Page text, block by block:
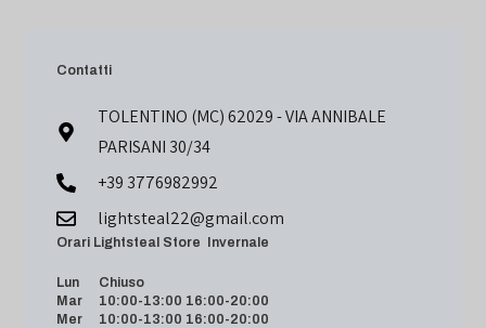
Contatti
TOLENTINO (MC) 62029 - VIA ANNIBALE
PARISANI 30/34
+39 3776982992
lightsteal22@gmail.com
Orari Lightsteal Store Invernale
Lun Chiuso
Mar 10:00-13:00 16:00-20:00
Mer 10:00-13:00 16:00-20:00